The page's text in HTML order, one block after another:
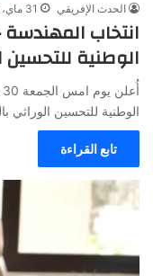
الحدث الإفريقي 31 ماي، 2025
انتخاب
الوطنية للتحسين
الوطنية للتحسين
تابع القراءة